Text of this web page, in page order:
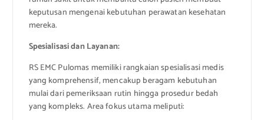
keputusan mengenai kebutuhan perawatan kesehatan
mereka.
Spesialisasi dan Layanan:
RS EMC Pulomas memiliki rangkaian spesialisasi medis
yang komprehensif, mencakup beragam kebutuhan
mulai dari pemeriksaan rutin hingga prosedur bedah
yang kompleks. Area fokus utama meliputi: